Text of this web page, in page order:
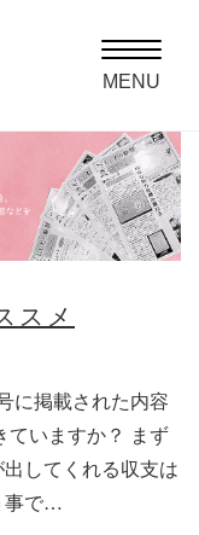
Toggle
MENU
スメ
に掲載された内容
ていますか？ まず
してくれる収支は
事で…